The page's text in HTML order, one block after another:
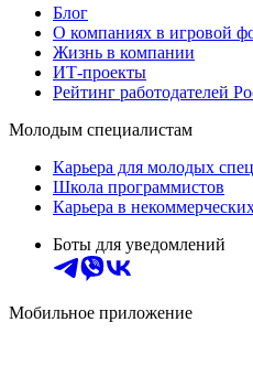
Блог
О компаниях в игровой
Жизнь в компании
ИТ-проекты
Рейтинг работодателей
Молодым специалистам
Карьера для молодых
Школа программистов
Карьера в
Боты для уведомлений
Мобильное приложение